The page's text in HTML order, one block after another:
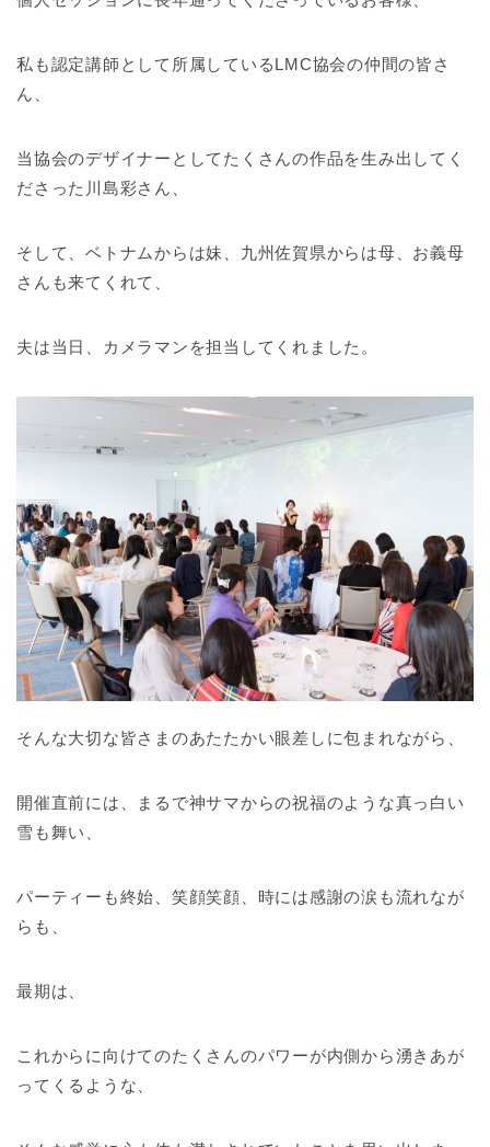
私も認定講師として所属しているLMC協会の仲間の皆さ
ん、
当協会のデザイナーとしてたくさんの作品を生み出してく
ださった川島彩さん、
そして、ベトナムからは妹、九州佐賀県からは母、お義母
さんも来てくれて、
夫は当日、カメラマンを担当してくれました。
そんな大切な皆さまのあたたかい眼差しに包まれながら、
開催直前には、まるで神サマからの祝福のような真っ白い
雪も舞い、
パーティーも終始、笑顔笑顔、時には感謝の涙も流れなが
らも、
最期は、
これからに向けてのたくさんのパワーが内側から湧きあが
ってくるような、